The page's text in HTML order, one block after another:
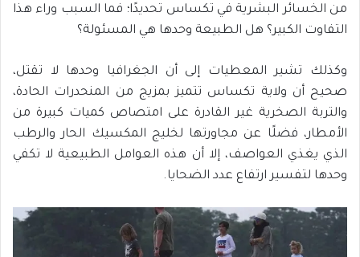
من الخسائر البشرية في تكساس تحديدًا؛ فما السبب وراء هذا
التفاوت الكبير؟ هل الطبيعة وحدها هي المسئولة؟
وكذلك تشير المعطيات إلى أن الجغرافيا وحدها لا تقتل،
صحيح أن ولاية تكساس تتميز بمزيج من المنحدرات الحادة،
والتربة الصخرية غير القادرة على امتصاص كميات كبيرة من
الأمطار، فضلًا عن مجاورتها لخليج المكسيك الحار والرطب
الذي يغذي العواصف، إلا أن هذه العوامل الطبيعية لا تكفي
وحدها لتفسير ارتفاع عدد الضحايا.